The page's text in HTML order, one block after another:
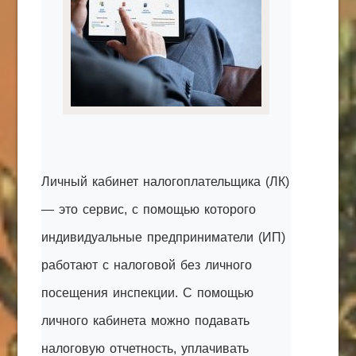
Edgarpo26@gmail.com
axin.ed@yandex.ru
yrikf40@gmail.com
Личный кабинет налогоплательщика (ЛК)
— это сервис, с помощью которого
индивидуальные предприниматели (ИП)
работают с налоговой без личного
посещения инспекции. С помощью
личного кабинета можно подавать
налоговую отчетность, уплачивать